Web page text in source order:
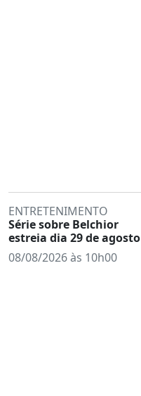
ENTRETENIMENTO
Série sobre Belchior
estreia dia 29 de agosto
08/08/2026 às 10h00